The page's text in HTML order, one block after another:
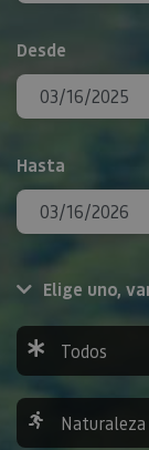
Desde
Hasta
Elige uno,
Todos